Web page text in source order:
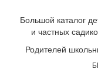
Большой каталог
и частных
Родителей